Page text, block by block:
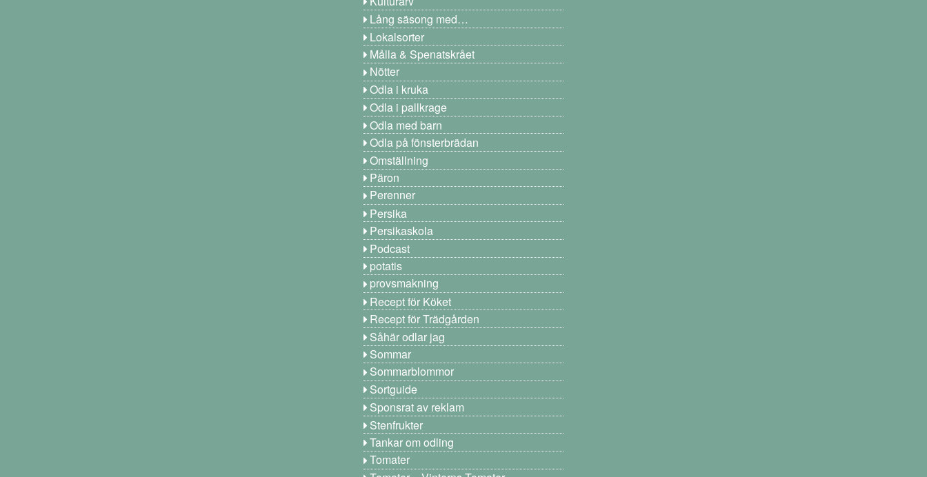
Lång säsong med…
Lokalsorter
Målla & Spenatskrået
Nötter
Odla i kruka
Odla i pallkrage
Odla med barn
Odla på fönsterbrädan
Omställning
Päron
Perenner
Persika
Persikaskola
Podcast
potatis
provsmakning
Recept för Köket
Recept för Trädgården
Såhär odlar jag
Sommar
Sommarblommor
Sortguide
Sponsrat av reklam
Stenfrukter
Tankar om odling
Tomater